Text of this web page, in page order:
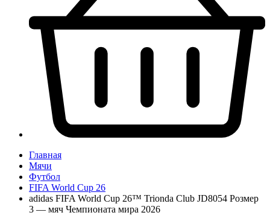
Главная
Мячи
Футбол
FIFA World Cup 26
adidas FIFA World Cup 26™ Trionda Club JD8054 Розмер
3 — мяч Чемпионата мира 2026